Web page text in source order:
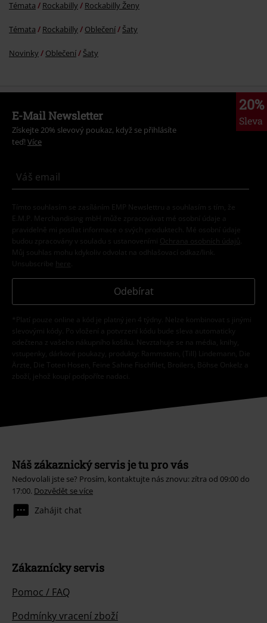
Témata Rockabilly Rockabilly Ženy
Témata Rockabilly Oblečení Šaty
Novinky Oblečení Šaty
20%
Sleva
E-Mail Newsletter
Získejte 20% slevový poukaz, když se přihlásíte
teď! Více
Tímto souhlasím se zasíláním EMP Newslettru a souhlasím s tím, že
E.M.P. Merchandising mbH může zpracovávat mé osobní údaje a
pravidelně mi posílat informace o svých produktech. Mé osobní údaje
budou zpracovány v souladu s ustanoveními
Ochrana osobních údajů
Můj souhlas mohu kdykoliv odvolat na odhlašovací odkaz/link.
Unsubscribe here
Odebírat
*Platí pouze online a kód je platný jen 4 týdny. Nelze kombinovat s jinými
slevovými kódy. Po vložení a potvrzení kódu bude sleva automaticky
odečtena z vašeho nákupního košíku. Nevztahuje se na média, knihy,
vstupenky, dárkové poukazy, produkty: Rammstein, (Till) Lindemann, Die
Ärzte, Die Toten Hosen, Feine Sahne Fischfilet, Broilers, Böhse Onkelz a
zboží, jehož koupí podpoříte nadaci.
Náš zákaznický servis je tu pro vás
Nedovolali jste se? Prosím, kontaktujte nás znovu: zítra od 09:00 do
17:00. Dozvědět se více
Zahájit chat
Zákaznícky servis
Pomoc / FAQ
Podmínky vracení zboží